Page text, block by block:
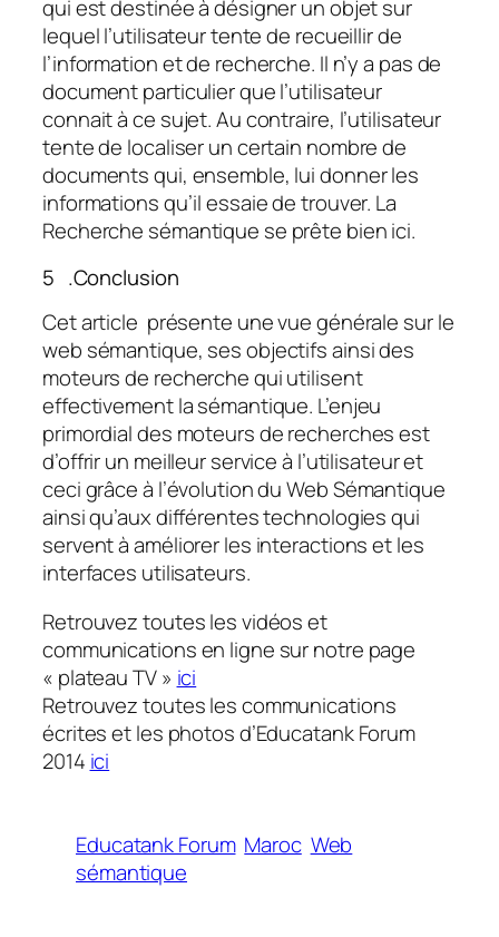
qui est destinée à désigner un objet sur
lequel l’utilisateur tente de recueillir de
l’information et de recherche. Il n’y a pas de
document particulier que l’utilisateur
connait à ce sujet. Au contraire, l’utilisateur
tente de localiser un certain nombre de
documents qui, ensemble, lui donner les
informations qu’il essaie de trouver. La
Recherche sémantique se prête bien ici.
5 .Conclusion
Cet article présente une vue générale sur le
web sémantique, ses objectifs ainsi des
moteurs de recherche qui utilisent
effectivement la sémantique. L’enjeu
primordial des moteurs de recherches est
d’offrir un meilleur service à l’utilisateur et
ceci grâce à l’évolution du Web Sémantique
ainsi qu’aux différentes technologies qui
servent à améliorer les interactions et les
interfaces utilisateurs.
Retrouvez toutes les vidéos et
communications en ligne sur notre page
« plateau TV » ici
Retrouvez toutes les communications
écrites et les photos d’Educatank Forum
2014 ici
Educatank Forum Maroc Web
sémantique